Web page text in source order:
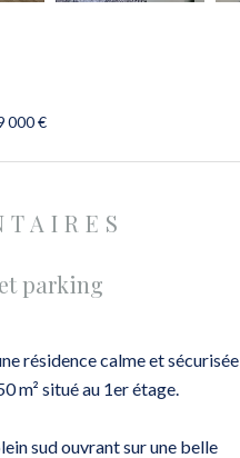
000 €
parking
résidence calme et sécurisée
m² situé au 1er étage.
sud ouvrant sur une belle